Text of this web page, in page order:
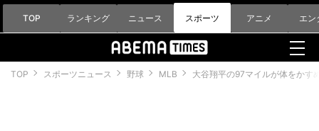
TOP ランキング ニュース スポーツ アニメ エン
TOP スポーツニュース 野球 MLB 大谷翔平の97マイルが体をか